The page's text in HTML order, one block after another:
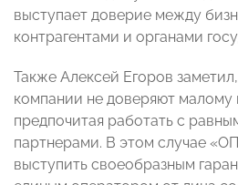
выступает доверие между
контрагентами и органами
Также Алексей Егоров
компании не доверяют малому
предпочитая работать с
партнерами. В этом случае
выступить своеобразным